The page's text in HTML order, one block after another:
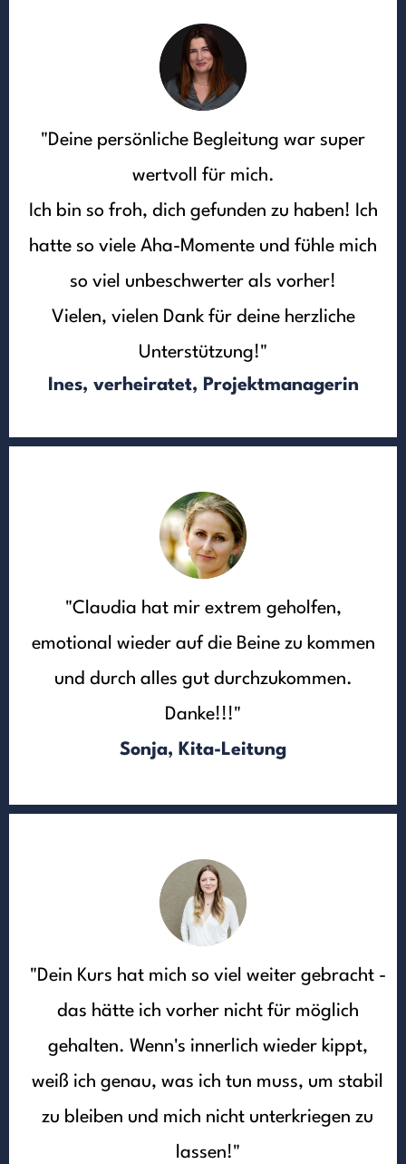
"Deine persönliche Begleitung war super
wertvoll für mich.
Ich bin so froh, dich gefunden zu haben! Ich
hatte so viele Aha-Momente und fühle mich
so viel unbeschwerter als vorher!
Vielen, vielen Dank für deine herzliche
Unterstützung!"
Ines, verheiratet, Projektmanagerin
"Claudia hat mir extrem geholfen,
emotional wieder auf die Beine zu kommen
und durch alles gut durchzukommen.
Danke!!!"
Sonja, Kita-Leitung
"Dein Kurs hat mich so viel weiter gebracht -
das hätte ich vorher nicht für möglich
gehalten. Wenn's innerlich wieder kippt,
weiß ich genau, was ich tun muss, um stabil
zu bleiben und mich nicht unterkriegen zu
lassen!"